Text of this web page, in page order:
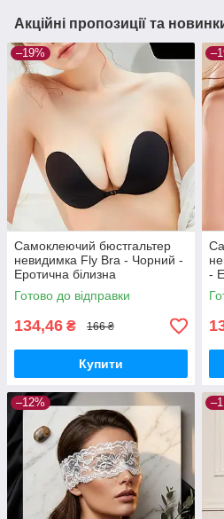
Акційні пропозиції та
–19%
Самоклеючий бюстгальтер
невидимка Fly Bra - Чорний -
Еротична білизна
Готово до відправки
134,46 ₴ 166 ₴
Купити
-
–12%